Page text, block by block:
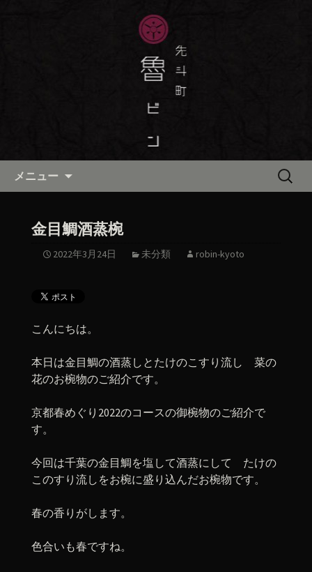
京都・先斗町の京料理・和食
「魯ビン（ろびん）」の公式ブ
京都・先斗町の京町家で美味しい季節
の京料理・和食が自慢の「魯ビン（ろ
びん）」がお店からのお知らせや、お
料理について最新情報をおとどけしま
メニュー
検
金目鯛酒蒸椀
2022年3月24日 未分類 robin-kyoto
こんにちは。
本日は金目鯛の酒蒸しとたけのこすり流し 菜の
花のお椀物のご紹介です。
京都春めぐり2022のコースの御椀物のご紹介で
す。
今回は千葉の金目鯛を塩して酒蒸にして たけの
このすり流しをお椀に盛り込んだお椀物です。
春の香りがします。
色合いも春ですね。